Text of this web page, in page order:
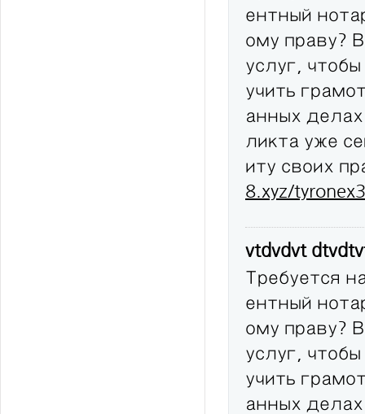
ентный
ому праву?
услуг,
учить
анных
ликта уже
иту своих
8.xyz/
vtdvdvt
Требуется
ентный
ому праву?
услуг,
учить
анных